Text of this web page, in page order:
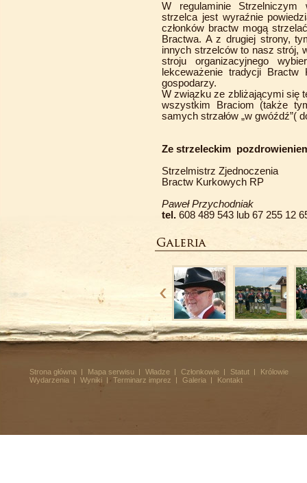
W regulaminie
strzelca jest wyraźnie
członków bractw mogą
Bractwa. A z drugiej strony,
innych strzelców to nasz strój,
stroju organizacyjnego
lekceważenie tradycji Bractw
gospodarzy.
W związku ze zbliżającymi się
wszystkim Braciom (także
samych strzałów „w gwóźdź”(
Ze strzeleckim
Strzelmistrz Zjednoczenia
Bractw Kurkowych RP
Paweł Przychodniak
tel. 608 489 543 lub 67 255 12
Strona główna Mapa serwisu Władze Członkowie Statut
Królowie
Wydarzenia
Wyniki Terminarz imprez Galeria Kontakt